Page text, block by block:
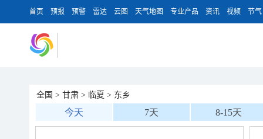
首页 预报 预警 雷达 云图 天气地图 专业产品 资讯 视频 节气
全国 > 甘肃 > 临夏 > 东乡
今天 7天 8-15天